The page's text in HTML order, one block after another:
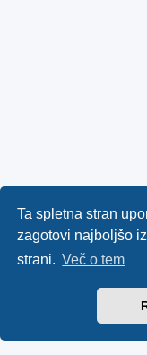
Ta spletna stran
zagotovi najboljšo
strani. Več o tem